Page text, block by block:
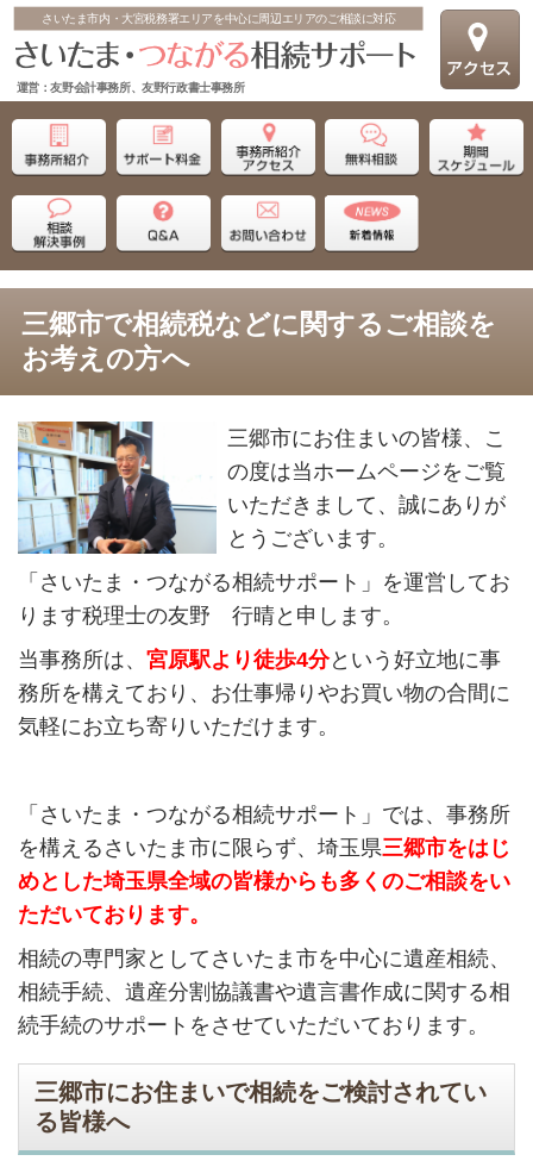
さいたま市内・大宮税務署エリアを中心に周辺エリアのご相談に対応
運営：友野会計事務所、友野行政書士事務所
三郷市で相続税などに関するご相談を
お考えの方へ
三郷市にお住まいの皆様、こ
の度は当ホームページをご覧
いただきまして、誠にありが
とうございます。
「さいたま・つながる相続サポート」を運営してお
ります税理士の友野 行晴と申します。
当事務所は、 宮原駅より徒歩4分という好立地に事
務所を構えており、お仕事帰りやお買い物の合間に
気軽にお立ち寄りいただけます。
「さいたま・つながる相続サポート」では、事務所
を構えるさいたま市に限らず、埼玉県三郷市をはじ
めとした埼玉県全域の皆様からも多くのご相談をい
ただいております。
相続の専門家としてさいたま市を中心に遺産相続、
相続手続、遺産分割協議書や遺言書作成に関する相
続手続のサポートをさせていただいております。
三郷市にお住まいで相続をご検討されてい
る皆様へ